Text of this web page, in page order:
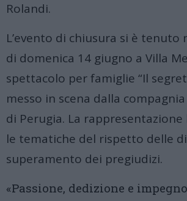
Rolandi.
L’evento di chiusura si è tenuto
di domenica 14 giugno a Villa
spettacolo per famiglie “Il
messo in scena dalla
di Perugia. La
le tematiche del rispetto delle
superamento dei pregiudizi.
«Passione, dedizione e